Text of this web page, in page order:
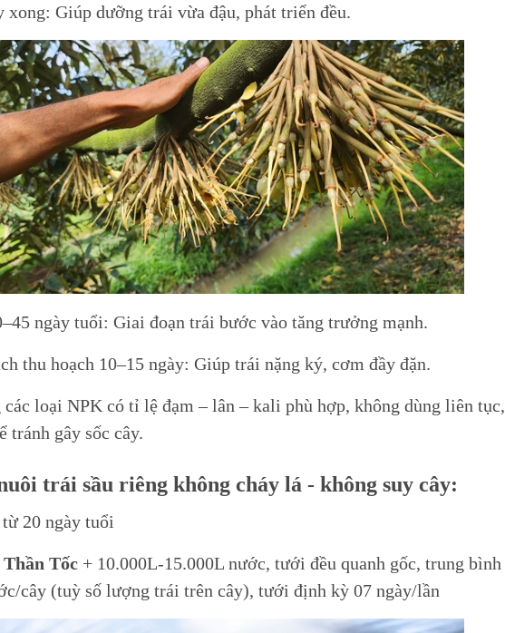
xong: Giúp dưỡng trái vừa đậu, phát triển đều.
ngày tuổi: Giai đoạn trái bước vào tăng trưởng mạnh.
thu hoạch 10–15 ngày: Giúp trái nặng ký, cơm đầy đặn.
loại NPK có tỉ lệ đạm – lân – kali phù hợp, không dùng liên tục,
tránh gây sốc cây.
trái sầu riêng không cháy lá - không suy cây:
20 ngày tuổi
Tốc + 10.000L-15.000L nước, tưới đều quanh gốc, trung bình
cây (tuỳ số lượng trái trên cây), tưới định kỳ 07 ngày/lần